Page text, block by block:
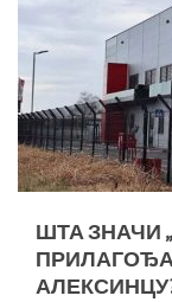
ШТА ЗНАЧИ